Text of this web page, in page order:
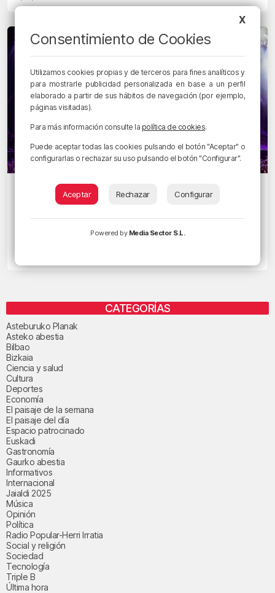
PLANEANDO BIZKAIA
Planes para este fin de semana en
Bilbao, Bizkaia y alrededores: del 29 al
CATEGORÍAS
Asteburuko Planak
Asteko abestia
Bilbao
Bizkaia
Ciencia y salud
Cultura
Deportes
Economía
El paisaje de la semana
El paisaje del día
Espacio patrocinado
Euskadi
Gastronomía
Gaurko abestia
Informativos
Internacional
Jaialdi 2025
Música
Opinión
Política
Radio Popular-Herri Irratia
Social y religión
Sociedad
Tecnología
Triple B
Última hora
X
Consentimiento de Cookies
Utilizamos cookies propias y de terceros para fines analíticos y
para mostrarle publicidad personalizada en base a un perfil
elaborado a partir de sus hábitos de navegación (por ejemplo,
páginas visitadas).
Para más información consulte la política de cookies.
Puede aceptar todas las cookies pulsando el botón "Aceptar" o
configurarlas o rechazar su uso pulsando el botón "Configurar".
Aceptar Rechazar Configurar
Powered by Media Sector S.L.